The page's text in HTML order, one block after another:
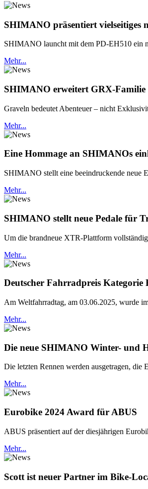
SHIMANO präsentiert vielseitiges
SHIMANO launcht mit dem PD-EH510 ein
Mehr...
SHIMANO erweitert GRX-
Graveln bedeutet Abenteuer – nicht
Mehr...
Eine Hommage an SHIMANOs
SHIMANO stellt eine beeindruckende neue
Mehr...
SHIMANO stellt neue Pedale für
Um die brandneue XTR-Plattform
Mehr...
Deutscher Fahrradpreis
Am Weltfahrradtag, am 03.06.2025, wurde
Mehr...
Die neue SHIMANO Winter- und
Die letzten Rennen werden ausgetragen, die
Mehr...
Eurobike 2024 Award für ABUS
ABUS präsentiert auf der diesjährigen
Mehr...
Scott ist neuer Partner im Bike-